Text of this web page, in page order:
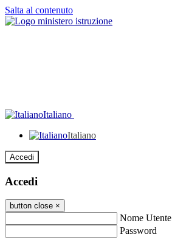
Salta al contenuto
Italiano
Italiano
Accedi
Accedi
button close ×
Nome Utente
Password